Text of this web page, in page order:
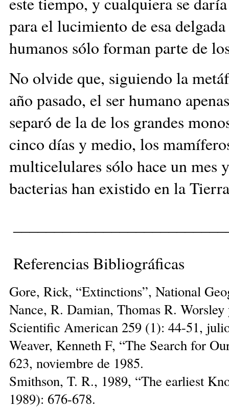
para el lucimiento de esa
humanos sólo forman parte de
No olvide que, siguiendo la
año pasado, el ser humano
separó de la de los grandes
cinco días y medio, los
multicelulares sólo hace un mes
bacterias han existido en la
Referencias Bibliográficas
Gore, Rick, “Extinctions”, National
Nance, R. Damian, Thomas R.
Scientific American 259 (1): 44-51,
Weaver, Kenneth F, “The Search for
623, noviembre de 1985.
Smithson, T. R., 1989, “The earliest
1989): 676-678.